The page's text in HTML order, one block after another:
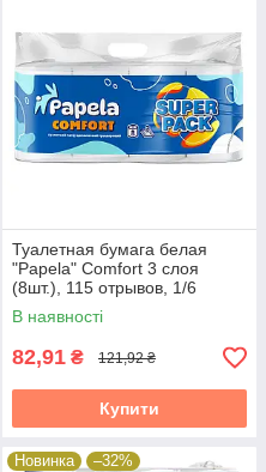
Туалетная бумага белая
"Papela" Comfort 3 слоя
(8шт.), 115 отрывов, 1/6
В наявності
82,91 ₴ 121,92 ₴
Купити
Новинка –32%